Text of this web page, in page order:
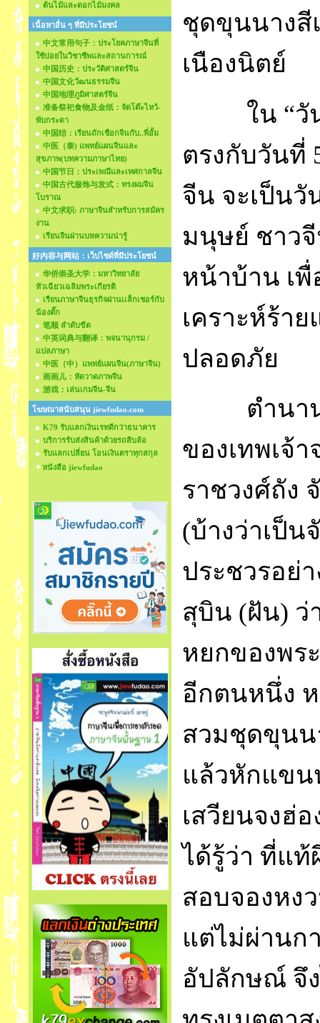
ต้นไม้และดอกไม้มงคล
เนื้อหาอื่น ๆ ที่มีประโยชน์
中文常用句子：ประโยคภาษาจีนที่
ใช้บ่อยในวิชาชีพและสถานการณ์
中国历史：ประวัติศาสตร์จีน
中国文化วัฒนธรรมจีน
中国地理ภูมิศาสตร์จีน
准备祭祀食物及金纸：จัดโต๊ะไหว้-
พับกระดา
中国结：เรียนถักเชือกจีนกับ..พี่อั้ม
中医（泰) แพทย์แผนจีนและ
สุขภาพ(บทความภาษาไทย)
中国节日：ประเพณีและเทศกาลจีน
中国古代服饰与发式：ทรงผมจีน
โบราณ
中文求职: ภาษาจีนสำหรับการสมัคร
งาน
เรียนจีนผ่านบทความน่ารู้
好内容与网站：เว็บไซด์ที่มีประโยชน์
华侨崇圣大学：มหาวิทยาลัย
หัวเฉียวเฉลิมพระเกียรติ
เรียนภาษาจีนธุรกิจผ่านเเล็กเชอร์กับ
น้องตั๊ก
笔顺 ลำดับขีด
中英词典与翻译：พจนานุกรม /
แปลภาษา
中医（中）แพทย์แผนจีน(ภาษาจีน)
画画儿：หัดวาดภาพจีน
游戏：เล่นเกมจีน-จีน
โฆษณาสนับสนุน jiewfudao.com
K79 รับแลกเงินเรทดีกว่าธนาคาร
บริการรับส่งสินค้าด้วยรถสิบล้อ
รับแลกเปลี่ยน โอนเงินตราทุกสกุล
หนังสือ jiewfudao
ชุดขุนนางสี
เนืองนิตย์
ใน “วั
ตรงกับวันที่
จีน จะเป็น
มนุษย์ ชาว
หน้าบ้าน เ
เคราะห์ร้า
ปลอดภัย
ตำนา
ของเทพเจ้
ราชวงศ์ถัง
(บ้างว่าเป็น
ประชวรอย่
สุบิน (ฝัน)
หยกของพร
อีกตนหนึ่ง
สวมชุดขุนน
แล้วหักแขน
เสวียนจงฮ่
ได้รู้ว่า ที่แท้
สอบจองหง
แต่ไม่ผ่านก
อัปลักษณ์ จึ